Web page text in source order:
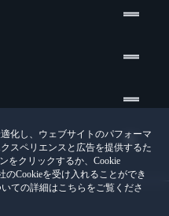
化し、ウェブサイトのパフォーマ
スペリエンスと広告を提供するた
をクリックするか、Cookie
のCookieを受け入れることができ
いての詳細はこちらをご覧くださ